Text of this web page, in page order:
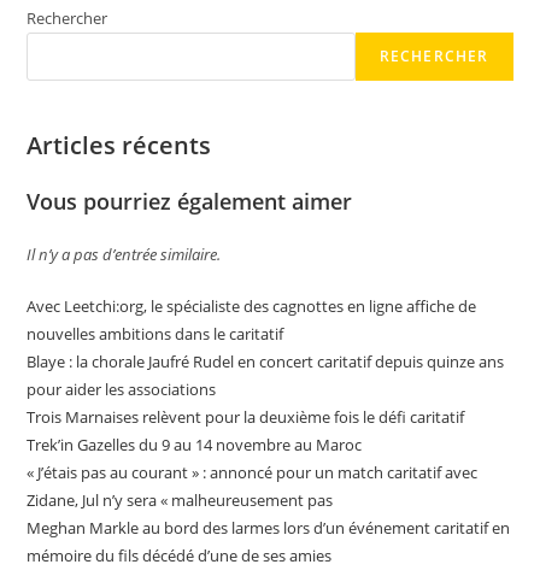
Rechercher
RECHERCHER
Articles récents
Vous pourriez également aimer
Il n’y a pas d’entrée similaire.
Avec Leetchi:org, le spécialiste des cagnottes en ligne affiche de
nouvelles ambitions dans le caritatif
Blaye : la chorale Jaufré Rudel en concert caritatif depuis quinze ans
pour aider les associations
Trois Marnaises relèvent pour la deuxième fois le défi caritatif
Trek’in Gazelles du 9 au 14 novembre au Maroc
« J’étais pas au courant » : annoncé pour un match caritatif avec
Zidane, Jul n’y sera « malheureusement pas
Meghan Markle au bord des larmes lors d’un événement caritatif en
mémoire du fils décédé d’une de ses amies